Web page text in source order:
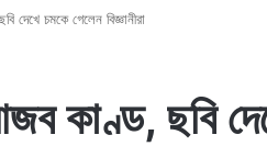
দেখে চমকে গেলেন বিজ্ঞানীরা
কাণ্ড, ছবি